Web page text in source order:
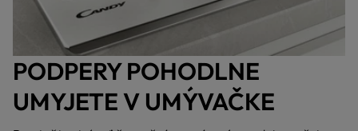
PODPERY POHODLNE
UMYJETE V UMÝVAČKE